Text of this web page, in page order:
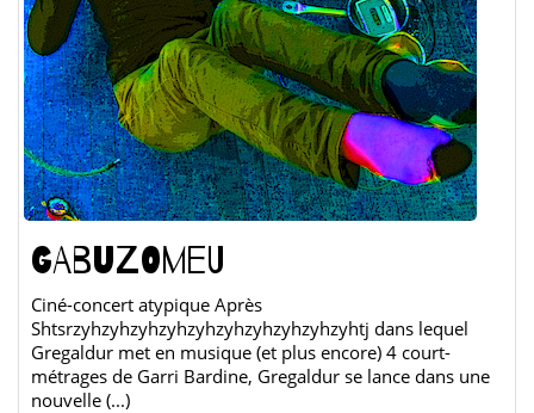
GABUZOMEU
Ciné-concert atypique Après
Shtsrzyhzyhzyhzyhzyhzyhzyhzyhzyhzyhtj dans lequel
Gregaldur met en musique (et plus encore) 4 court-
métrages de Garri Bardine, Gregaldur se lance dans une
nouvelle (...)